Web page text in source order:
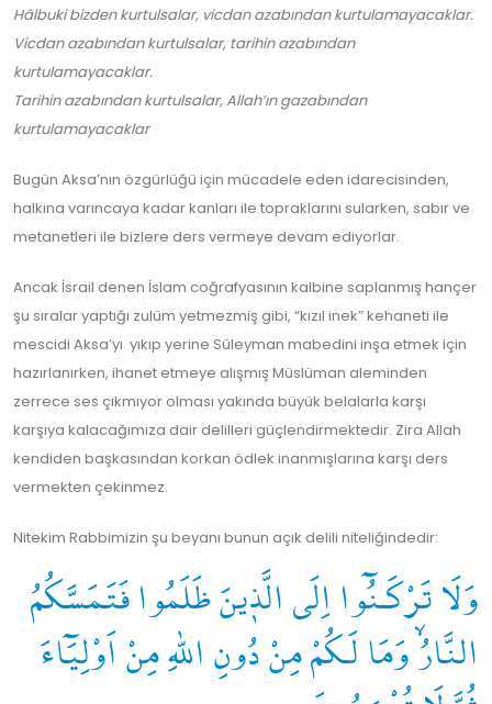
Hâlbuki bizden kurtulsalar, vicdan azabından kurtulamayacaklar.
Vicdan azabından kurtulsalar, tarihin azabından
kurtulamayacaklar.
Tarihin azabından kurtulsalar, Allah’ın gazabından
kurtulamayacaklar
Bugün Aksa’nın özgürlüğü için mücadele eden idarecisinden,
halkına varıncaya kadar kanları ile topraklarını sularken, sabır ve
metanetleri ile bizlere ders vermeye devam ediyorlar.
Ancak İsrail denen İslam coğrafyasının kalbine saplanmış hançer
şu sıralar yaptığı zulüm yetmezmiş gibi, “kızıl inek” kehaneti ile
mescidi Aksa’yı yıkıp yerine Süleyman mabedini inşa etmek için
hazırlanırken, ihanet etmeye alışmış Müslüman aleminden
zerrece ses çıkmıyor olması yakında büyük belalarla karşı
karşıya kalacağımıza dair delilleri güçlendirmektedir. Zira Allah
kendiden başkasından korkan ödlek inanmışlarına karşı ders
vermekten çekinmez.
Nitekim Rabbimizin şu beyanı bunun açık delili niteliğindedir:
وَلَا تَرْكَـنُٓوا اِلَى الَّذٖينَ ظَلَمُوا فَتَمَسَّكُمُ
النَّارُۙ وَمَا لَكُمْ مِنْ دُونِ اللّٰهِ مِنْ اَوْلِيَٓاءَ